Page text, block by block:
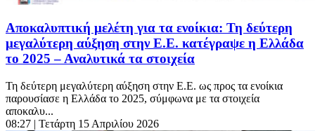
Αποκαλυπτική μελέτη για τα ενοίκια: Τη δεύτερη
μεγαλύτερη αύξηση στην Ε.Ε. κατέγραψε η Ελλάδα
το 2025 – Αναλυτικά τα στοιχεία
Τη δεύτερη μεγαλύτερη αύξηση στην Ε.Ε. ως προς τα ενοίκια
παρουσίασε η Ελλάδα το 2025, σύμφωνα με τα στοιχεία
αποκαλυ...
08:27 | Τετάρτη 15 Απριλίου 2026